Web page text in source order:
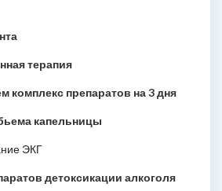
терапия
комплекс препаратов на 3 дня
капельницы
ЭКГ
детоксикации алкоголя